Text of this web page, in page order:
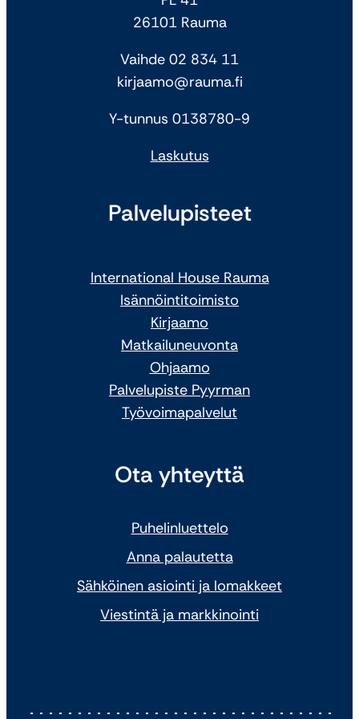
26101 Rauma
Vaihde 02 834 11
kirjaamo@rauma.fi
Y-tunnus 0138780-9
Laskutus
Palvelupisteet
International House Rauma
Isännöintitoimisto
Kirjaamo
Matkailuneuvonta
Ohjaamo
Palvelupiste Pyyrman
Työvoimapalvelut
Ota yhteyttä
Puhelinluettelo
Anna palautetta
Sähköinen asiointi ja lomakkeet
Viestintä ja markkinointi